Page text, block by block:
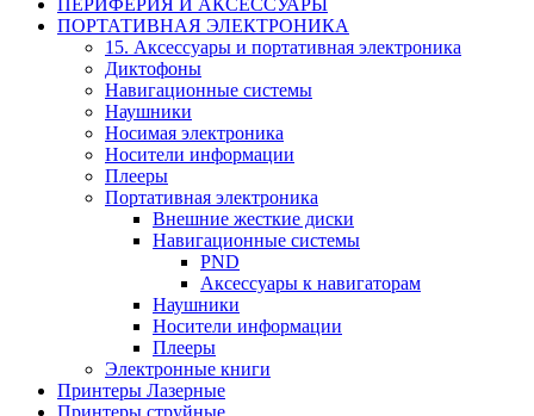
ПЕРИФЕРИЯ И АКСЕССУАРЫ
ПОРТАТИВНАЯ ЭЛЕКТРОНИКА
15. Аксессуары и портативная электроника
Диктофоны
Навигационные системы
Наушники
Носимая электроника
Носители информации
Плееры
Портативная электроника
Внешние жесткие диски
Навигационные системы
PND
Аксессуары к навигаторам
Наушники
Носители информации
Плееры
Электронные книги
Принтеры Лазерные